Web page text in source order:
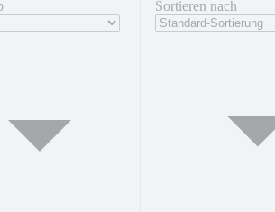
Sortieren nach